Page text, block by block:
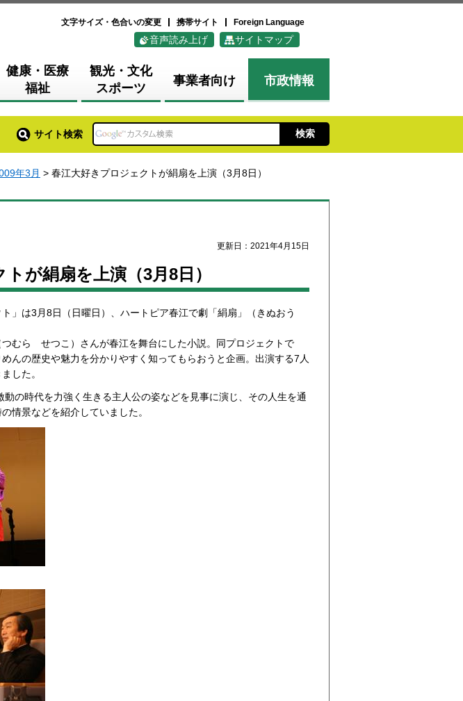
文字サイズ・色合いの変更 携帯サイト Foreign Language
音声読み上げ サイトマップ
健康・医療
福祉
観光・文化
スポーツ
事業者向け 市政情報
サイト検索
年3月 > 春江大好きプロジェクトが絹扇を上演（3月8日）
更新日：2021年4月15日
が絹扇を上演（3月8日）
」は3月8日（日曜日）、ハートピア春江で劇「絹扇」（きぬおう
むら せつこ）さんが春江を舞台にした小説。同プロジェクトで
んの歴史や魅力を分かりやすく知ってもらおうと企画。出演する7人
した。
の時代を力強く生きる主人公の姿などを見事に演じ、その人生を通
情景などを紹介していました。